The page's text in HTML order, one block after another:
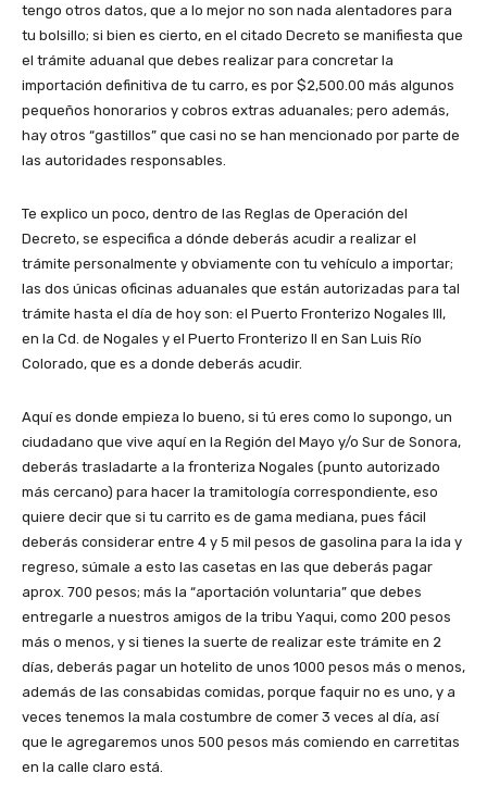
tengo otros datos, que a lo mejor no son nada alentadores para
tu bolsillo; si bien es cierto, en el citado Decreto se manifiesta que
el trámite aduanal que debes realizar para concretar la
importación definitiva de tu carro, es por $2,500.00 más algunos
pequeños honorarios y cobros extras aduanales; pero además,
hay otros “gastillos” que casi no se han mencionado por parte de
las autoridades responsables.
Te explico un poco, dentro de las Reglas de Operación del
Decreto, se especifica a dónde deberás acudir a realizar el
trámite personalmente y obviamente con tu vehículo a importar;
las dos únicas oficinas aduanales que están autorizadas para tal
trámite hasta el día de hoy son: el Puerto Fronterizo Nogales III,
en la Cd. de Nogales y el Puerto Fronterizo II en San Luis Río
Colorado, que es a donde deberás acudir.
Aquí es donde empieza lo bueno, si tú eres como lo supongo, un
ciudadano que vive aquí en la Región del Mayo y/o Sur de Sonora,
deberás trasladarte a la fronteriza Nogales (punto autorizado
más cercano) para hacer la tramitología correspondiente, eso
quiere decir que si tu carrito es de gama mediana, pues fácil
deberás considerar entre 4 y 5 mil pesos de gasolina para la ida y
regreso, súmale a esto las casetas en las que deberás pagar
aprox. 700 pesos; más la “aportación voluntaria” que debes
entregarle a nuestros amigos de la tribu Yaqui, como 200 pesos
más o menos, y si tienes la suerte de realizar este trámite en 2
días, deberás pagar un hotelito de unos 1000 pesos más o menos,
además de las consabidas comidas, porque faquir no es uno, y a
veces tenemos la mala costumbre de comer 3 veces al día, así
que le agregaremos unos 500 pesos más comiendo en carretitas
en la calle claro está.